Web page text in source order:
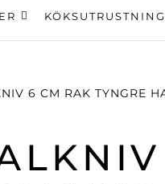
KÖKSUTRUSTNING
6 CM RAK TYNGRE